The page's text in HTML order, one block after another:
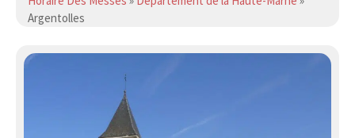
Argentolles